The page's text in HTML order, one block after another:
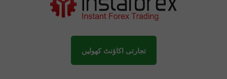
تجارتی اکاؤنٹ کھولیں